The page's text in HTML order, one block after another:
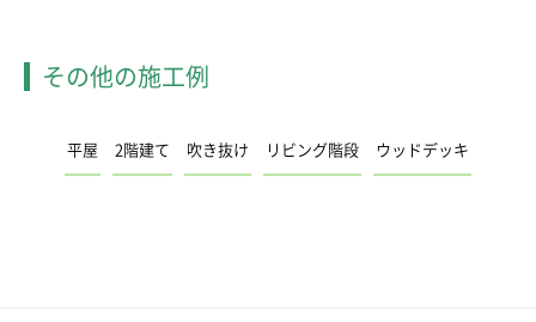
その他の施工例
平屋 2階建て 吹き抜け リビング階段 ウッドデッキ